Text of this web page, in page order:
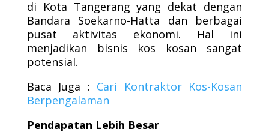
di Kota Tangerang yang dekat dengan
Bandara Soekarno-Hatta dan berbagai
pusat aktivitas ekonomi. Hal ini
menjadikan bisnis kos kosan sangat
potensial.
Baca Juga : Cari Kontraktor Kos-Kosan
Berpengalaman
Pendapatan Lebih Besar